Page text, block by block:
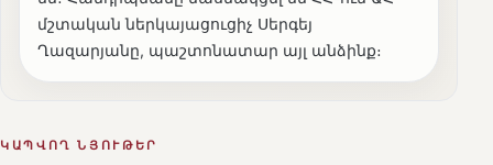
մշտական ներկայացուցիչ Սերգեյ
Ղազարյանը, պաշտոնատար այլ անձինք։
ԿԱՊՎՈՂ ՆՅՈՒԹԵՐ